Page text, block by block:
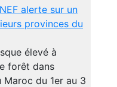
alerte sur un
provinces du
élevé à
forêt dans
du 1er au 3